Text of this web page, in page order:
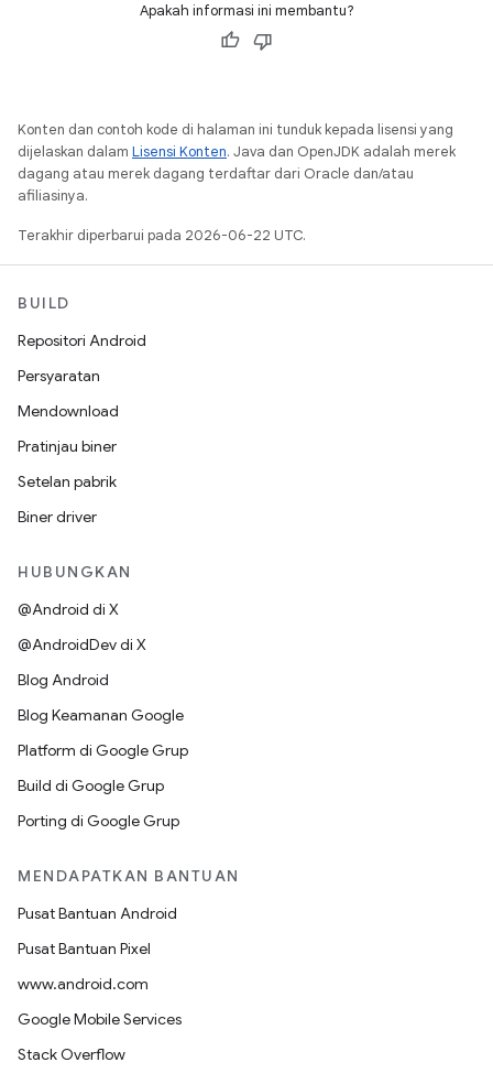
Apakah informasi ini membantu?
Konten dan contoh kode di halaman ini tunduk kepada lisensi yang
dijelaskan dalam Lisensi Konten. Java dan OpenJDK adalah merek
dagang atau merek dagang terdaftar dari Oracle dan/atau
afiliasinya.
Terakhir diperbarui pada 2026-06-22 UTC.
BUILD
Repositori Android
Persyaratan
Mendownload
Pratinjau biner
Setelan pabrik
Biner driver
HUBUNGKAN
@Android di X
@AndroidDev di X
Blog Android
Blog Keamanan Google
Platform di Google Grup
Build di Google Grup
Porting di Google Grup
MENDAPATKAN BANTUAN
Pusat Bantuan Android
Pusat Bantuan Pixel
www.android.com
Google Mobile Services
Stack Overflow